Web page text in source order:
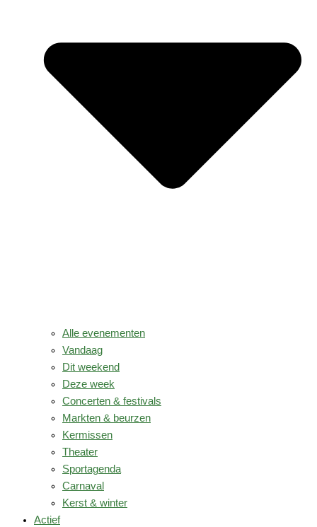
Alle evenementen
Vandaag
Dit weekend
Deze week
Concerten & festivals
Markten & beurzen
Kermissen
Theater
Sportagenda
Carnaval
Kerst & winter
Actief